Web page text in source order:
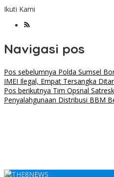
Ikuti Kami
Navigasi pos
Pos sebelumnya Polda Sumsel
IMEI Ilegal, Empat Tersangka
Pos berikutnya Tim Opsnal
Penyalahgunaan Distribusi BBM